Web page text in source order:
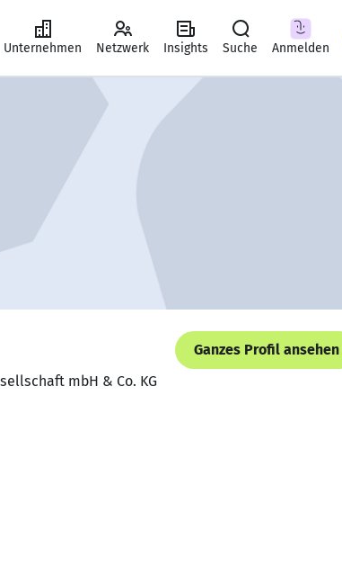
Unternehmen Netzwerk Insights Suche Anmelden
Ganzes Profil ansehen
mbH & Co. KG